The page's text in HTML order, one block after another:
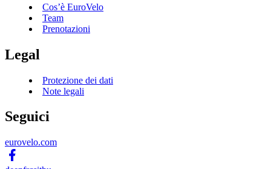
Cos’è EuroVelo
Team
Prenotazioni
Legal
Protezione dei dati
Note legali
Seguici
eurovelo.com